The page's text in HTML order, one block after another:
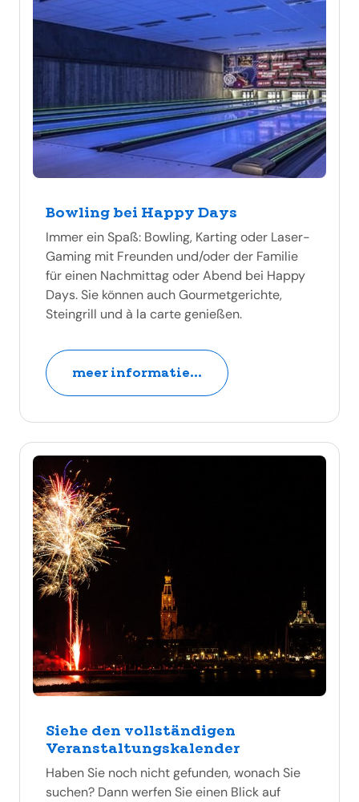
Bowling bei Happy Days
Immer ein Spaß: Bowling, Karting oder Laser-
Gaming mit Freunden und/oder der Familie
für einen Nachmittag oder Abend bei Happy
Days. Sie können auch Gourmetgerichte,
Steingrill und à la carte genießen.
meer informatie...
Siehe den vollständigen
Veranstaltungskalender
Haben Sie noch nicht gefunden, wonach Sie
suchen? Dann werfen Sie einen Blick auf